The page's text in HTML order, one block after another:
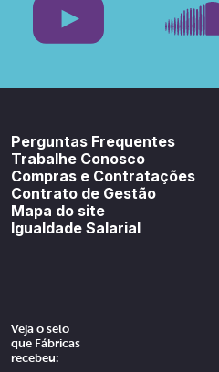
Perguntas Frequentes
Trabalhe Conosco
Compras e Contratações
Contrato de Gestão
Mapa do site
Igualdade Salarial
Veja o selo
que Fábricas
recebeu: